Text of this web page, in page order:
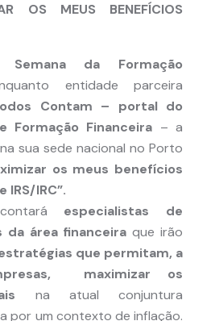
OS MEUS BENEFÍCIOS
Semana da Formação
entidade parceira
Contam – portal do
Formação Financeira – a
sua sede nacional no Porto
os meus benefícios
IRC”.
especialistas de
área financeira que irão
que permitam, a
maximizar os
na atual conjuntura
por um contexto de inflação.